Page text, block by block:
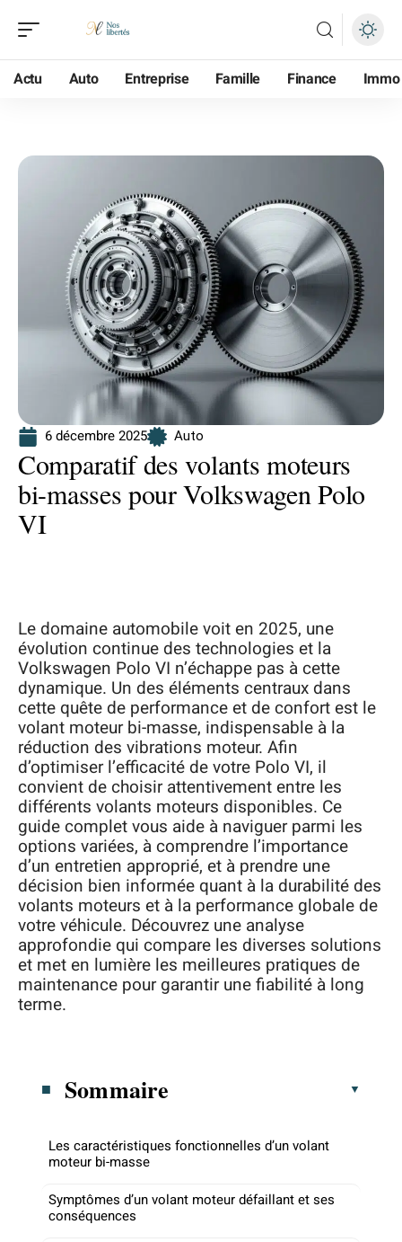
Actu Auto Entreprise Famille Finance Immo
6 décembre 2025 Auto
Comparatif des volants moteurs
bi-masses pour Volkswagen Polo
VI
Le domaine automobile voit en 2025, une
évolution continue des technologies et la
Volkswagen Polo VI n’échappe pas à cette
dynamique. Un des éléments centraux dans
cette quête de performance et de confort est le
volant moteur bi-masse, indispensable à la
réduction des vibrations moteur. Afin
d’optimiser l’efficacité de votre Polo VI, il
convient de choisir attentivement entre les
différents volants moteurs disponibles. Ce
guide complet vous aide à naviguer parmi les
options variées, à comprendre l’importance
d’un entretien approprié, et à prendre une
décision bien informée quant à la durabilité des
volants moteurs et à la performance globale de
votre véhicule. Découvrez une analyse
approfondie qui compare les diverses solutions
et met en lumière les meilleures pratiques de
maintenance pour garantir une fiabilité à long
terme.
Sommaire
Les caractéristiques fonctionnelles d’un volant
moteur bi-masse
Symptômes d’un volant moteur défaillant et ses
conséquences